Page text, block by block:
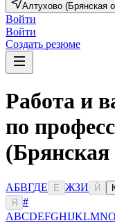
Алтухово (Брянская
Войти
Войти
Создать резюме
Работа и
по
(Брянская
АБВГДЕ Ё ЖЗИ Й
Я
#
ABCDEFGHIJKLMNO